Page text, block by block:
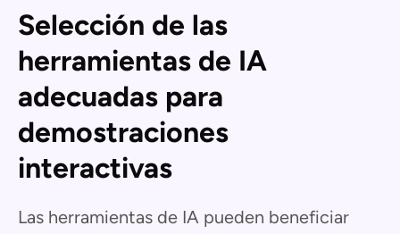
Selección de las
herramientas de IA
adecuadas para
demostraciones
interactivas
Las herramientas de IA pueden beneficiar